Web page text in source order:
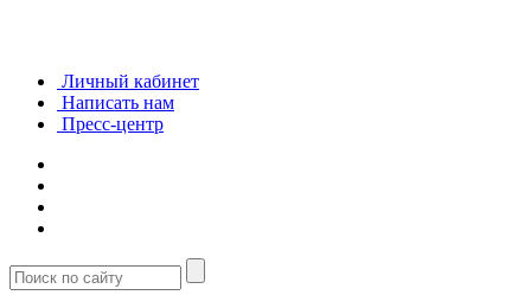
Личный кабинет
Написать нам
Пресс-центр